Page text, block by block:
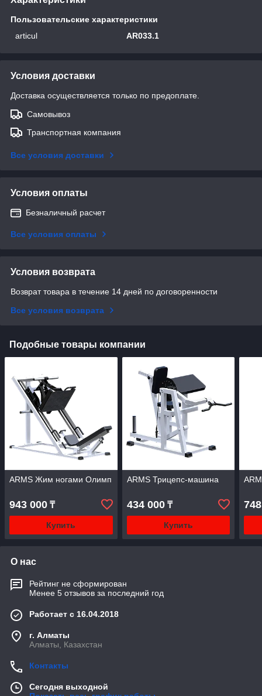
Пользовательские характеристики
articul
AR033.1
Условия доставки
Доставка осуществляется только по предоплате.
Самовывоз
Транспортная компания
Все условия доставки
Условия оплаты
Безналичный расчет
Все условия оплаты
Условия возврата
Возврат товара в течение 14 дней по договоренности
Все условия возврата
Подобные товары компании
ARMS Жим ногами Олимп
943 000 ₸
Купить
ARMS Трицепс-машина
434 000₸
Купить
О нас
Рейтинг не сформирован
Менее 5 отзывов за последний год
Работает с 16.04.2018
г. Алматы
Алматы, Казахстан
Контакты
Сегодня выходной